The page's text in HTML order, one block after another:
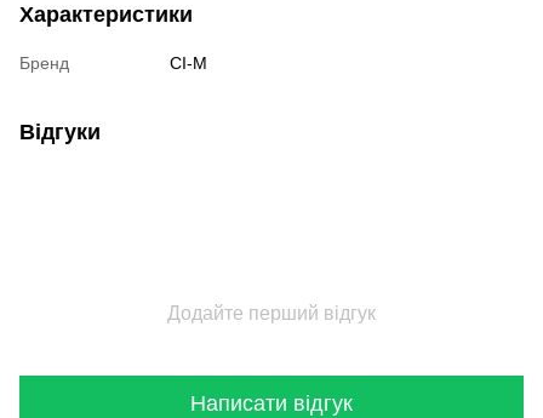
Характеристики
Бренд CI-M
Відгуки
Додайте перший відгук
Написати відгук